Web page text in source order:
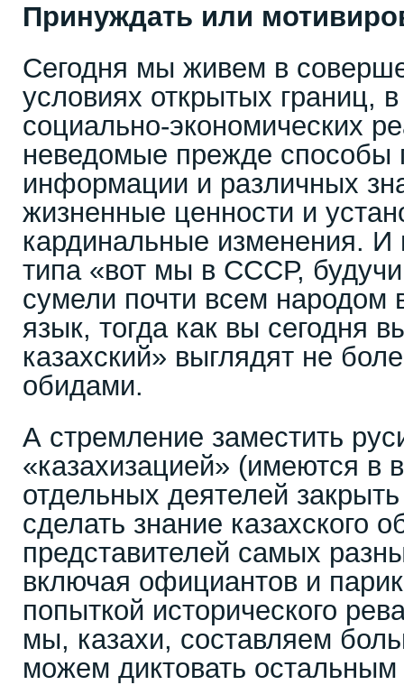
Принуждать или
Сегодня мы живем в
условиях открытых границ,
социально-экономических
неведомые прежде способы
информации и различных
жизненные ценности и
кардинальные изменения.
типа «вот мы в СССР,
сумели почти всем народом
язык, тогда как вы сегодня
казахский» выглядят не
обидами.
А стремление заместить
«казахизацией» (имеются в
отдельных деятелей
сделать знание казахского
представителей самых
включая официантов и
попыткой исторического
мы, казахи, составляем
можем диктовать